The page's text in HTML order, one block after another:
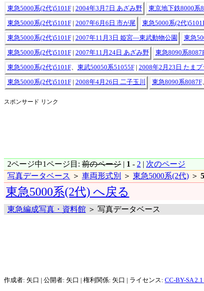
東急5000系(2代)5101F| 2004年3月7日 あざみ野 東京地下鉄8000系
東急5000系(2代)5101F| 2007年6月6日 市が尾 東急5000系(2代
東急5000系(2代)5101F| 2007年11月3日 姫宮―東武動物公園 東急
東急5000系(2代)5101F| 2007年11月24日 あざみ野 東急8090系
東急5000系(2代)5101F、 東武50050系51055F| 2008年2月23日 たまプ
東急5000系(2代)5101F| 2008年4月26日 二子玉川 東急8090系8087F
スポンサード リンク
2ページ中1ページ目: 前のページ | 1 - 2 | 次のページ
写真データベース ＞ 車両形式別 ＞ 東急5000系(2代) ＞
東急5000系(2代) へ戻る
東急編成写真・資料館 ＞ 写真データベース
作成者: 矢口 | 公開者: 矢口 | 権利関係: 矢口 | ライセンス: CC-BY-SA 2.1